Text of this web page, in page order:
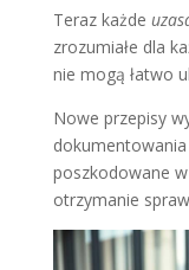
Teraz każde
zrozumiałe dla
nie mogą łatwo
Nowe przepisy
poszkodowane
otrzymanie